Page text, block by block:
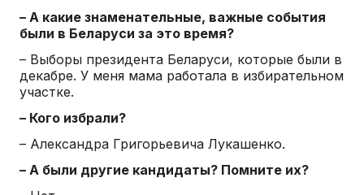
– А какие знаменательные, важные события
были в Беларуси за это время?
– Выборы президента Беларуси, которые были в
декабре. У меня мама работала в избирательном
участке.
– Кого избрали?
– Александра Григорьевича Лукашенко.
– А были другие кандидаты? Помните их?